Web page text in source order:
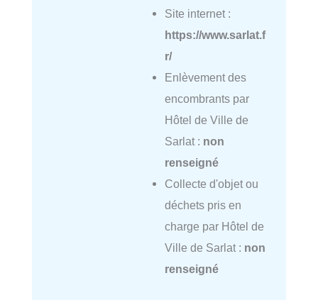
Site internet :
https://www.sarlat.f
r/
Enlèvement des
encombrants par
Hôtel de Ville de
Sarlat : non
renseigné
Collecte d'objet ou
déchets pris en
charge par Hôtel de
Ville de Sarlat : non
renseigné